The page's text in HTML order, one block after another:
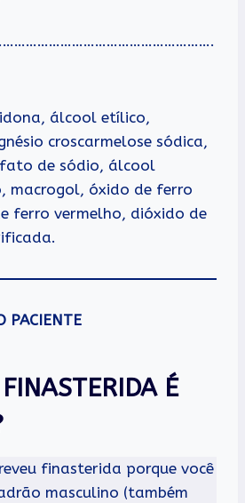
álcool etílico,
croscarmelose sódica,
de sódio, álcool
macrogol, óxido de ferro
ferro vermelho, dióxido de
PACIENTE
É
finasterida porque você
masculino (também